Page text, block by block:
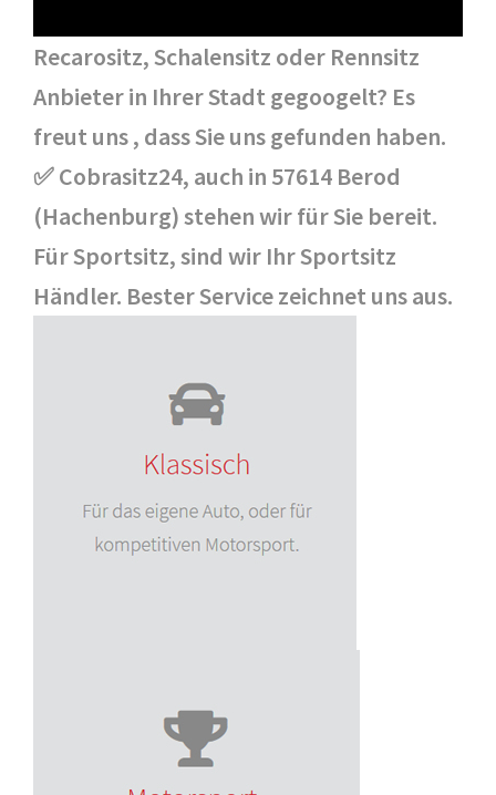
Recarositz, Schalensitz oder Rennsitz
Anbieter in Ihrer Stadt gegoogelt? Es
freut uns , dass Sie uns gefunden haben.
✅ Cobrasitz24, auch in 57614 Berod
(Hachenburg) stehen wir für Sie bereit.
Für Sportsitz, sind wir Ihr Sportsitz
Händler. Bester Service zeichnet uns aus.